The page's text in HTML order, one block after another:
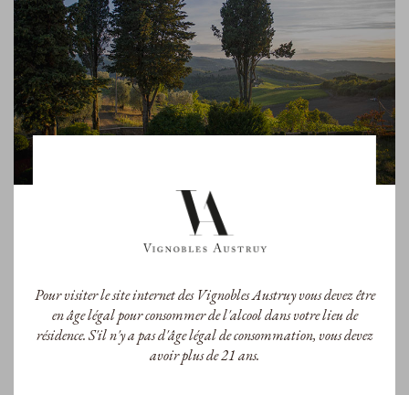
Pour visiter le site internet des Vignobles Austruy vous devez être
en âge légal pour consommer de l'alcool dans votre lieu de
résidence. S'il n'y a pas d'âge légal de consommation, vous devez
avoir plus de 21 ans.
Contessa Carolina
Contessa Carolina 2021
IGT Toscane
75cl
40,00 €/Bouteille
Contessa Carolina
Contessa Carolina 2016
IGT Toscane
75cl
40,00 € /Bouteille